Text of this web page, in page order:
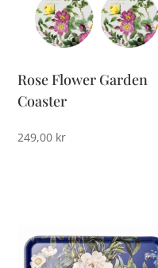
Rose Flower Garden
Coaster
249,00 kr